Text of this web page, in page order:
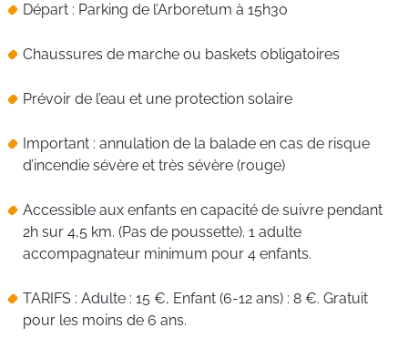
Départ : Parking de l’Arboretum à 15h30
Chaussures de marche ou baskets obligatoires
Prévoir de l’eau et une protection solaire
Important : annulation de la balade en cas de risque
d’incendie sévère et très sévère (rouge)
Accessible aux enfants en capacité de suivre pendant
2h sur 4,5 km. (Pas de poussette). 1 adulte
accompagnateur minimum pour 4 enfants.
TARIFS : Adulte : 15 €, Enfant (6-12 ans) : 8 €. Gratuit
pour les moins de 6 ans.